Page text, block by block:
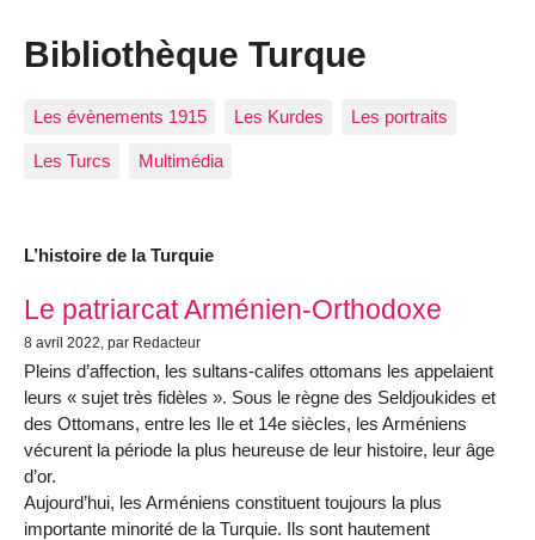
Bibliothèque Turque
Les évènements 1915 Les Kurdes Les portraits
Les Turcs Multimédia
L’histoire de la Turquie
Articles les plus récents
Le patriarcat Arménien-Orthodoxe
8 avril 2022 , par Redacteur
Pleins d’affection, les sultans-califes ottomans les appelaient
leurs « sujet très fidèles ». Sous le règne des Seldjoukides et
des Ottomans, entre les Ile et 14e siècles, les Arméniens
vécurent la période la plus heureuse de leur histoire, leur âge
d’or.
Aujourd’hui, les Arméniens constituent toujours la plus
importante minorité de la Turquie. Ils sont hautement